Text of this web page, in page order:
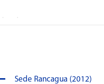
Sede Rancagua (2012)